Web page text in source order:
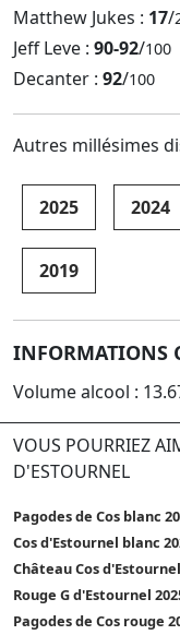
Matthew Jukes : 17/
Jeff Leve : 90-92/100
Decanter : 92/100
Autres millésimes
2025 2024
2019
INFORMATIONS
Volume alcool :
VOUS POURRIEZ
D'ESTOURNEL
Pagodes de Cos blanc
Cos d'Estournel blanc
Château Cos
Rouge G d'Estournel
Pagodes de Cos rouge